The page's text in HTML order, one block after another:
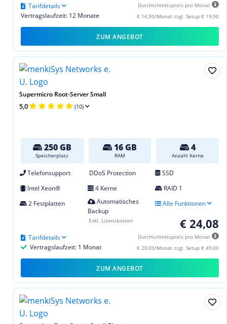
Durchschnittspreis pro Monat
€ 16,90/Monat zzgl. Setup € 19,90
Vertragslaufzeit: 12 Monate
Tarifdetails
ZUM ANGEBOT
Supermicro Root-Server Small
5,0 (10)
250 GB
Speicherplatz
16 GB
RAM
4
Anzahl Kerne
Telefonsupport DDoS Protection
SSD
Intel Xeon®
4 Kerne
RAID 1
2 Festplatten
Automatisches
Backup
Alle Funktionen
€ 24,08
Durchschnittspreis pro Monat
€ 20,00/Monat zzgl. Setup € 49,00
Vertragslaufzeit: 1 Monat
Tarifdetails
Exkl. Lizenzkosten
ZUM ANGEBOT